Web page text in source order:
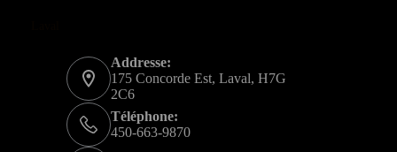
Addresse:
175 Concorde Est, Laval, H7G
2C6
Téléphone:
450-663-9870